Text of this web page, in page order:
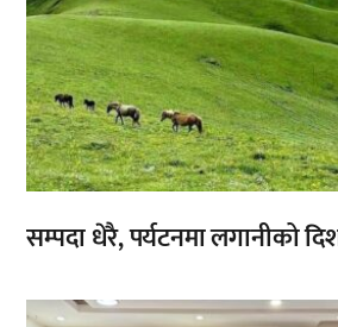
सम्पदा धेरै, पर्यटनमा लगानीको
,,